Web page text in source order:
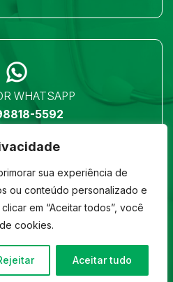
sua experiência de
ou conteúdo personalizado e
em “Aceitar todos”, você
cookies.
Aceitar tudo
WHATSAPP
5592